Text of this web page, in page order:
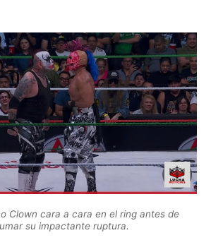
Clown cara a cara en el ring antes de
su impactante ruptura.